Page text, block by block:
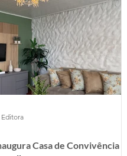
Casa de Convivência
Editora